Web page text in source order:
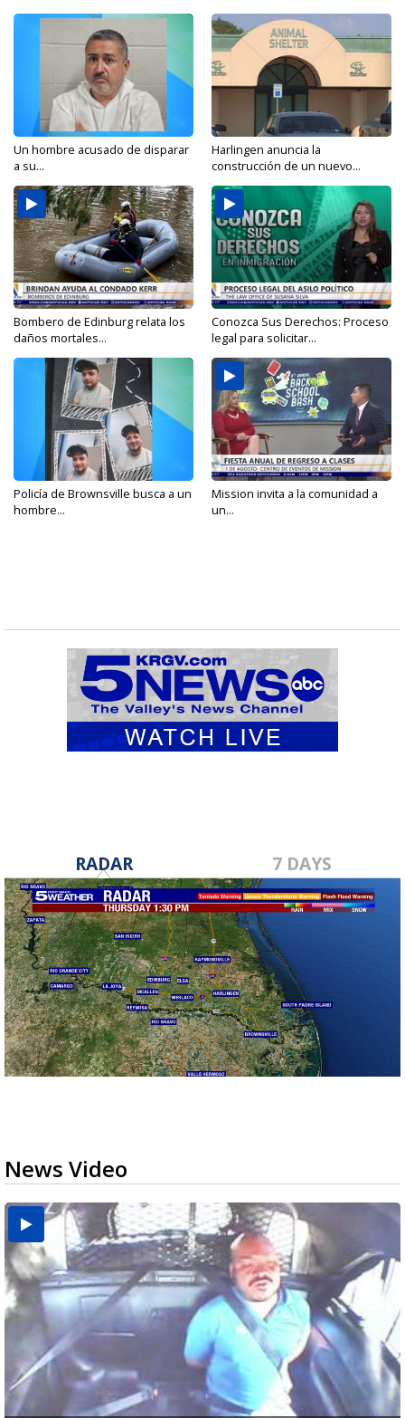
Un hombre acusado de disparar
a su...
Harlingen anuncia la
construcción de un nuevo...
Bombero de Edinburg relata los
daños mortales...
Conozca Sus Derechos: Proceso
legal para solicitar...
Policía de Brownsville busca a un
hombre...
Mission invita a la comunidad a
un...
RADAR 7 DAYS
News Video